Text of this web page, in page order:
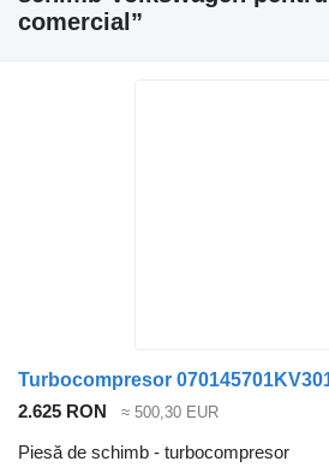
comercial”
2.625 RON ≈ 500,30 EUR
Piesă de schimb - turbocompresor